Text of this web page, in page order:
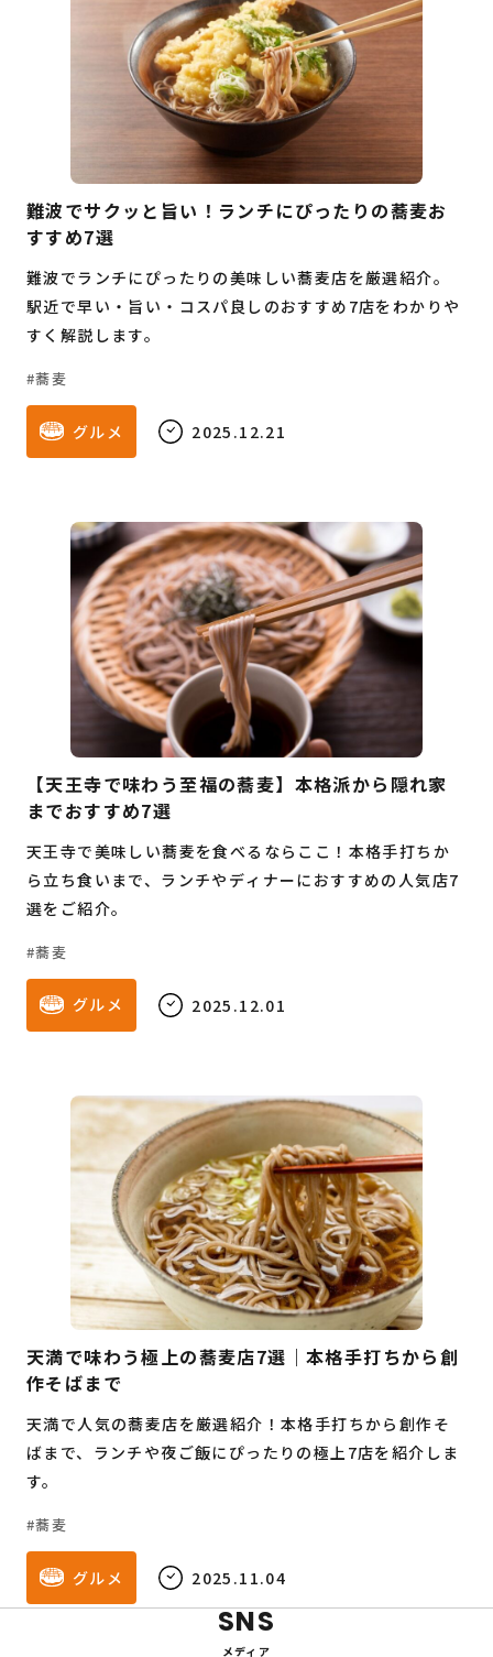
難波でサクッと旨い！ランチにぴったりの蕎麦お
すすめ7選
難波でランチにぴったりの美味しい蕎麦店を厳選紹介。
駅近で早い・旨い・コスパ良しのおすすめ7店をわかりや
すく解説します。
蕎麦
グルメ 2025.12.21
【天王寺で味わう至福の蕎麦】本格派から隠れ家
までおすすめ7選
天王寺で美味しい蕎麦を食べるならここ！本格手打ちか
ら立ち食いまで、ランチやディナーにおすすめの人気店7
選をご紹介。
蕎麦
グルメ 2025.12.01
天満で味わう極上の蕎麦店7選｜本格手打ちから創
作そばまで
天満で人気の蕎麦店を厳選紹介！本格手打ちから創作そ
ばまで、ランチや夜ご飯にぴったりの極上7店を紹介しま
す。
蕎麦
グルメ 2025.11.04
SNS
メディア